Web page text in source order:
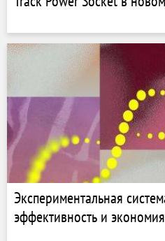
Экспериментальная
эффективность и